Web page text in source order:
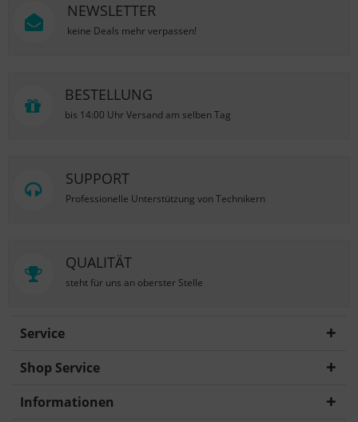
NEWSLETTER
keine Deals mehr verpassen!
BESTELLUNG
bis 14:00 Uhr Versand am selben Tag
SUPPORT
Professionelle Unterstützung von Technikern
QUALITÄT
steht für uns an oberster Stelle
Service
Shop Service
Informationen